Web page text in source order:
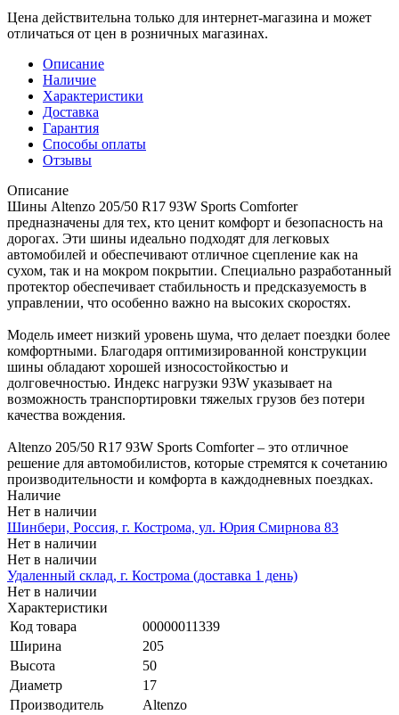
Цена действительна только для интернет-магазина и может
отличаться от цен в розничных магазинах.
Описание
Наличие
Характеристики
Доставка
Гарантия
Способы оплаты
Отзывы
Описание
Шины Altenzo 205/50 R17 93W Sports Comforter
предназначены для тех, кто ценит комфорт и безопасность на
дорогах. Эти шины идеально подходят для легковых
автомобилей и обеспечивают отличное сцепление как на
сухом, так и на мокром покрытии. Специально разработанный
протектор обеспечивает стабильность и предсказуемость в
управлении, что особенно важно на высоких скоростях.
Модель имеет низкий уровень шума, что делает поездки более
комфортными. Благодаря оптимизированной конструкции
шины обладают хорошей износостойкостью и
долговечностью. Индекс нагрузки 93W указывает на
возможность транспортировки тяжелых грузов без потери
качества вождения.
Altenzo 205/50 R17 93W Sports Comforter – это отличное
решение для автомобилистов, которые стремятся к сочетанию
производительности и комфорта в каждодневных поездках.
Наличие
Нет в наличии
Шинбери, Россия, г. Кострома, ул. Юрия Смирнова 83
Нет в наличии
Нет в наличии
Удаленный склад, г. Кострома (доставка 1 день)
Нет в наличии
Характеристики
Код товара
00000011339
Ширина
205
Высота
50
Диаметр
17
Производитель
Altenzo